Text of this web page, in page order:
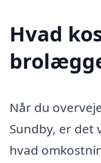
Hvad
Når du
Sundby, er det
hvad